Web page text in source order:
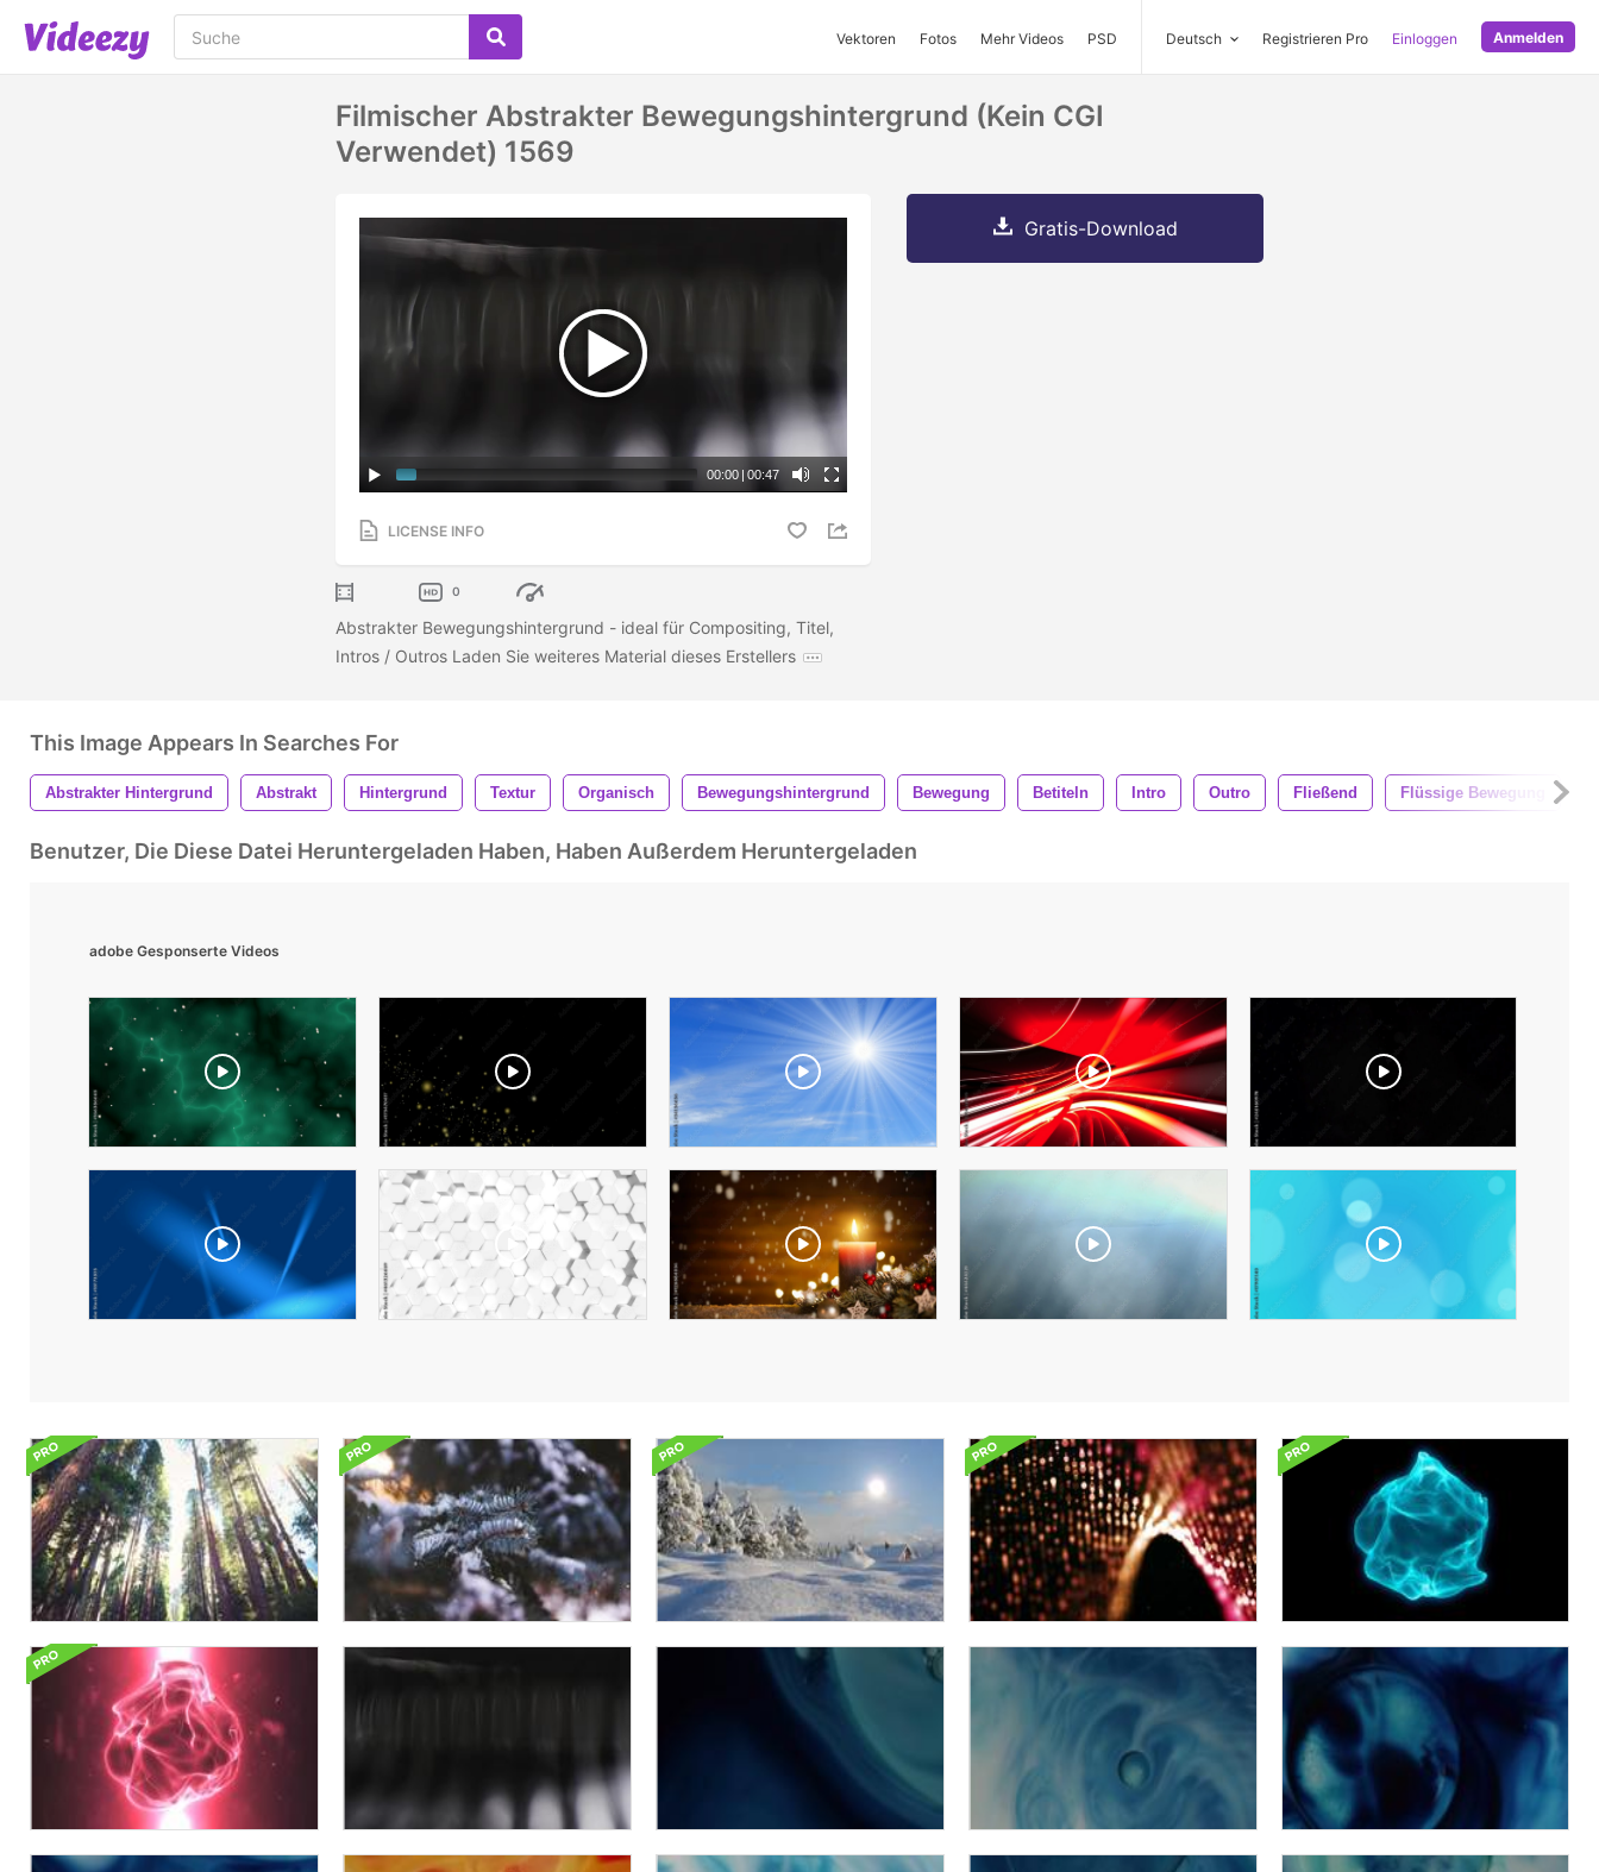
Vektoren Fotos Mehr Videos PSD Deutsch Registrieren Pro Einloggen Anmelden
Filmischer Abstrakter Bewegungshintergrund (kein CGI
Verwendet) 1569
00:00 | 00:47
LICENSE INFO
0
Abstrakter Bewegungshintergrund - ideal für Compositing, Titel,
Intros / Outros Laden Sie weiteres Material dieses Erstellers
Gratis-Download
This Image Appears In Searches For
Abstrakter Hintergrund Abstrakt Hintergrund Textur Organisch Bewegungshintergrund Bewegung Betiteln Intro Outro Fließend Flüssige Bewegung
Benutzer, Die Diese Datei Heruntergeladen Haben, Haben Außerdem Heruntergeladen
adobe Gesponserte Videos